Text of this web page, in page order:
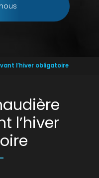
l’hiver obligatoire
l’hiver